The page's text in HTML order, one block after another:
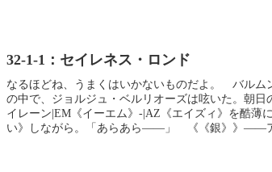
32-1-1：セイレネス・ロンド
なるほどね、うまくはいかないものだよ。 バルム
の中で、ジョルジュ・ベルリオーズは呟いた。朝日
イレーン|EM《イーエム》-|AZ《エイズィ》を酷薄
い》しながら。「あらあら――」 《《銀》》――